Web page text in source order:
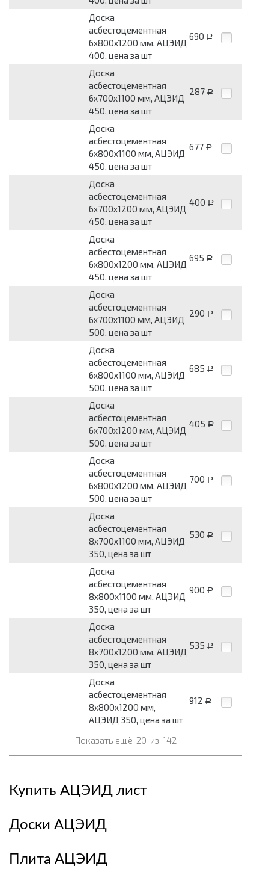
Доска
асбестоцементная
6x800x1200 мм, АЦЭИД
400, цена за шт
690 Р
Доска
асбестоцементная
6x700x1100 мм, АЦЭИД
450, цена за шт
287 Р
Доска
асбестоцементная
6x800x1100 мм, АЦЭИД
450, цена за шт
677 Р
Доска
асбестоцементная
6x700x1200 мм, АЦЭИД
450, цена за шт
400 Р
Доска
асбестоцементная
6x800x1200 мм, АЦЭИД
450, цена за шт
695 Р
Доска
асбестоцементная
6x700x1100 мм, АЦЭИД
500, цена за шт
290 Р
Доска
асбестоцементная
6x800x1100 мм, АЦЭИД
500, цена за шт
685 Р
Доска
асбестоцементная
6x700x1200 мм, АЦЭИД
500, цена за шт
405 Р
Доска
асбестоцементная
6x800x1200 мм, АЦЭИД
500, цена за шт
700 Р
Доска
асбестоцементная
8x700x1100 мм, АЦЭИД
350, цена за шт
530 Р
Доска
асбестоцементная
8x800x1100 мм, АЦЭИД
350, цена за шт
900 Р
Доска
асбестоцементная
8x700x1200 мм, АЦЭИД
350, цена за шт
535 Р
Доска
асбестоцементная
8x800x1200 мм,
АЦЭИД 350, цена за шт
912 Р
Показать ещё 20 из 142
Купить АЦЭИД лист
Доски АЦЭИД
Плита АЦЭИД